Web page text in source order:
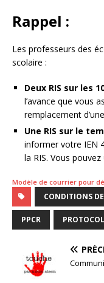
Rappel :
Les professeurs des
scolaire :
Deux RIS sur les
l’avance que vous
remplacement
Une RIS sur le
informer votre IEN
la RIS. Vous
Modèle de courrier pour
CONDITIONS
PPCR